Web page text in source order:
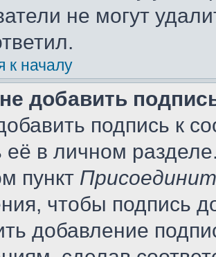
не могут
к началу
добавить
подпись к
её в личном
пункт
чтобы подпись
добавление